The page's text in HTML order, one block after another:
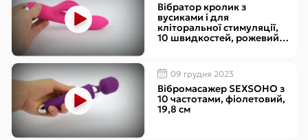
Вібратор кролик з
вусиками і для
кліторальної стимуляції,
10 швидкостей, рожевий,
Вібромасажер SEXSOHO з
10 частотами, фіолетовий,
19,8 см
09 грудня 2023